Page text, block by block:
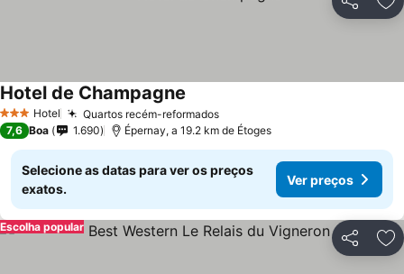
Partilhar
3 EstrelasHotel Quartos recém-reformados
Hotel de Champagne
7,6 Boa 1.690 Épernay, a 19.2 km de Étoges
Selecione as datas para ver os preços
exatos.
Ver preços
Partilhar
Escolha popular